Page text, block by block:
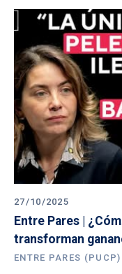
27/10/2025
Entre Pares |
transforman
ENTRE PARES (PUCP)